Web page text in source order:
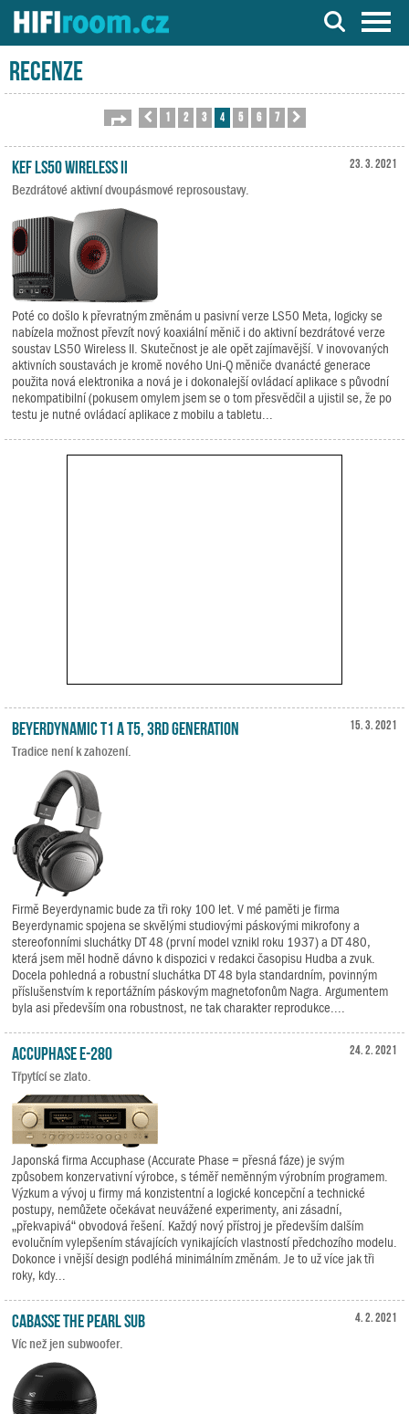
Server o Hi-Fi a AV technice
Recenze
Stránka zPředchozí
1 2 3 4 5 6 7
23. 3. 2021
KEF LS50 Wireless II
Bezdrátové aktivní dvoupásmové reprosoustavy.
Poté co došlo k převratným změnám u pasivní verze LS50 Meta, logicky se
nabízela možnost převzít nový koaxiální měnič i do aktivní bezdrátové verze
soustav LS50 Wireless II. Skutečnost je ale opět zajímavější. V inovovaných
aktivních soustavách je kromě nového Uni-Q měniče dvanácté generace
použita nová elektronika a nová je i dokonalejší ovládací aplikace s původní
nekompatibilní (pokusem omylem jsem se o tom přesvědčil a ujistil se, že po
testu je nutné ovládací aplikace z mobilu a tabletu...
15. 3. 2021
Beyerdynamic T1 a T5, 3rd Generation
Tradice není k zahození.
Firmě Beyerdynamic bude za tři roky 100 let. V mé paměti je firma
Beyerdynamic spojena se skvělými studiovými páskovými mikrofony a
stereofonními sluchátky DT 48 (první model vznikl roku 1937) a DT 480,
která jsem měl hodně dávno k dispozici v redakci časopisu Hudba a zvuk.
Docela pohledná a robustní sluchátka DT 48 byla standardním, povinným
příslušenstvím k reportážním páskovým magnetofonům Nagra. Argumentem
byla asi především ona robustnost, ne tak charakter reprodukce....
24. 2. 2021
Accuphase E-280
Třpytící se zlato.
Japonská firma Accuphase (Accurate Phase = přesná fáze) je svým
způsobem konzervativní výrobce, s téměř neměnným výrobním programem.
Výzkum a vývoj u firmy má konzistentní a logické koncepční a technické
postupy, nemůžete očekávat neuvážené experimenty, ani zásadní,
„překvapivá“ obvodová řešení. Každý nový přístroj je především dalším
evolučním vylepšením stávajících vynikajících vlastností předchozího modelu.
Dokonce i vnější design podléhá minimálním změnám. Je to už více jak tři
roky, kdy...
4. 2. 2021
Cabasse THE PEARL SUB
Víc než jen subwoofer.